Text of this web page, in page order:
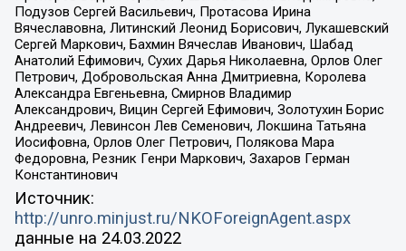
Подузов Сергей Васильевич, Протасова Ирина
Вячеславовна, Литинский Леонид Борисович, Лукашевский
Сергей Маркович, Бахмин Вячеслав Иванович, Шабад
Анатолий Ефимович, Сухих Дарья Николаевна, Орлов Олег
Петрович, Добровольская Анна Дмитриевна, Королева
Александра Евгеньевна, Смирнов Владимир
Александрович, Вицин Сергей Ефимович, Золотухин Борис
Андреевич, Левинсон Лев Семенович, Локшина Татьяна
Иосифовна, Орлов Олег Петрович, Полякова Мара
Федоровна, Резник Генри Маркович, Захаров Герман
Константинович
Источник:
http://unro.minjust.ru/NKOForeignAgent.aspx
данные на 24.03.2022